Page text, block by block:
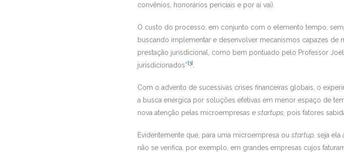
convênios, honorários periciais e por aí vai).
O custo do processo, em conjunto com o elemento tempo,
buscando implementar e desenvolver mecanismos capazes de
prestação jurisdicional, como bem pontuado pelo Professor
jurisdicionados”[3]
Com o advento de sucessivas crises financeiras globais, o
a busca enérgica por soluções efetivas em menor espaço de
nova atenção pelas microempresas e startups, pois fatores
Evidentemente que, para uma microempresa ou startup , seja
não se verifica, por exemplo, em grandes empresas cujos